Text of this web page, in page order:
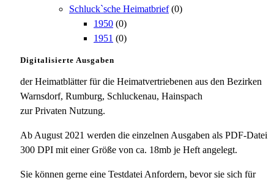
Schluck`sche Heimatbrief (0)
1950 (0)
1951 (0)
Digitalisierte Ausgaben
der Heimatblätter für die Heimatvertriebenen aus den Bezirken
Warnsdorf, Rumburg, Schluckenau, Hainspach
zur Privaten Nutzung.
Ab August 2021 werden die einzelnen Ausgaben als PDF-Datei
300 DPI mit einer Größe von ca. 18mb je Heft angelegt.
Sie können gerne eine Testdatei Anfordern, bevor sie sich für